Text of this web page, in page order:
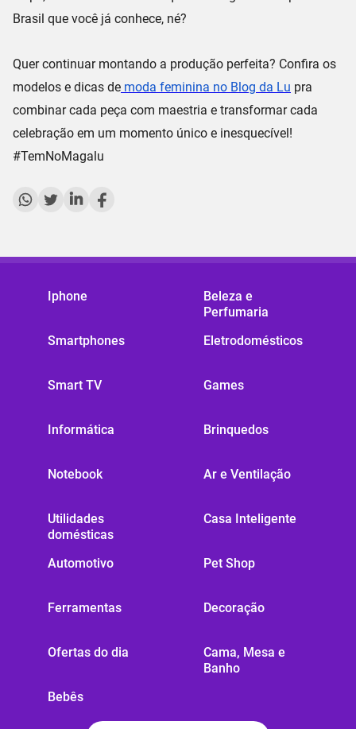
Brasil que você já conhece, né?
Quer continuar montando a produção perfeita? Confira os
modelos e dicas de moda feminina no Blog da Lu pra
combinar cada peça com maestria e transformar cada
celebração em um momento único e inesquecível!
#TemNoMagalu
Iphone
Smartphones
Smart TV
Informática
Notebook
Utilidades
domésticas
Automotivo
Ferramentas
Ofertas do dia
Bebês
Beleza e
Perfumaria
Eletrodomésticos
Games
Brinquedos
Ar e Ventilação
Casa Inteligente
Pet Shop
Decoração
Cama, Mesa e
Banho